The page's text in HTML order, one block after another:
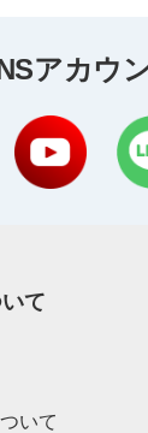
アカウ
て
いて